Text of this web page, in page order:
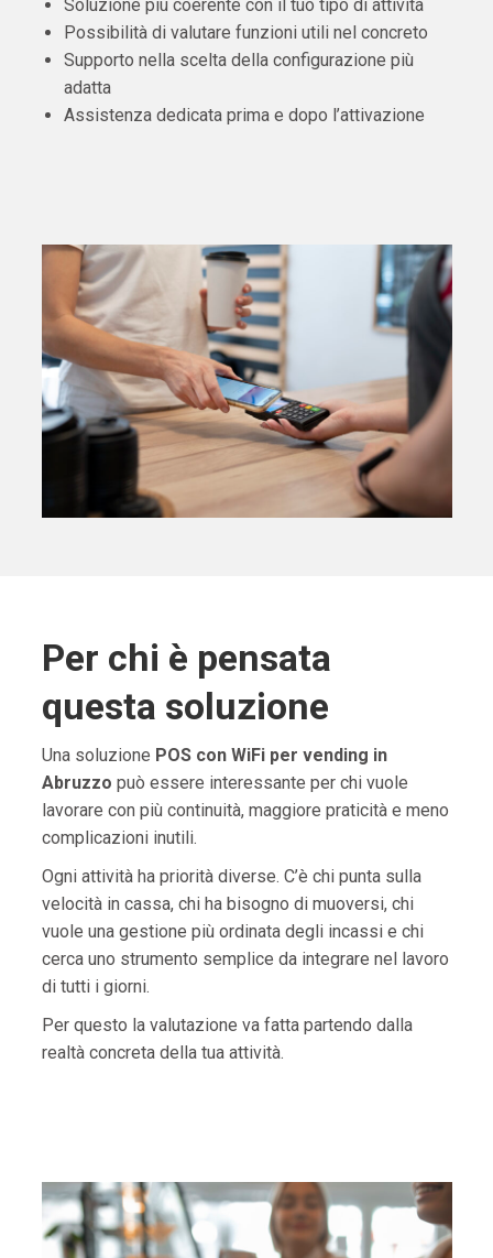
Soluzione più coerente con il tuo tipo di attività
Possibilità di valutare funzioni utili nel concreto
Supporto nella scelta della configurazione più
adatta
Assistenza dedicata prima e dopo l’attivazione
Per chi è pensata
questa soluzione
Una soluzione POS con WiFi per vending in
Abruzzo può essere interessante per chi vuole
lavorare con più continuità, maggiore praticità e meno
complicazioni inutili.
Ogni attività ha priorità diverse. C’è chi punta sulla
velocità in cassa, chi ha bisogno di muoversi, chi
vuole una gestione più ordinata degli incassi e chi
cerca uno strumento semplice da integrare nel lavoro
di tutti i giorni.
Per questo la valutazione va fatta partendo dalla
realtà concreta della tua attività.